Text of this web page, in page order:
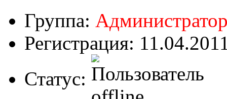
Группа:
Регистрация:
Статус: